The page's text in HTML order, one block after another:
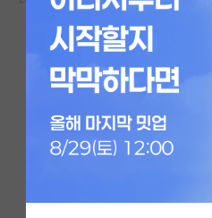
커뮤니티
커뮤니티 홈
전체글보기
베스트 게시판
자유 게시판(아무개랩)